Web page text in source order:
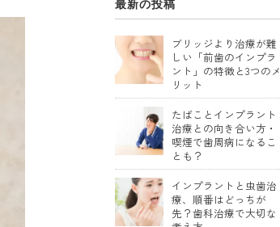
最新の投稿
ブリッジより治療が難
しい「前歯のインプラ
ント」の特徴と3つのメ
リット
たばことインプラント
治療との向き合い方・
喫煙で歯周病になるこ
とも？
インプラントと虫歯治
療、順番はどっちが
先？歯科治療で大切な